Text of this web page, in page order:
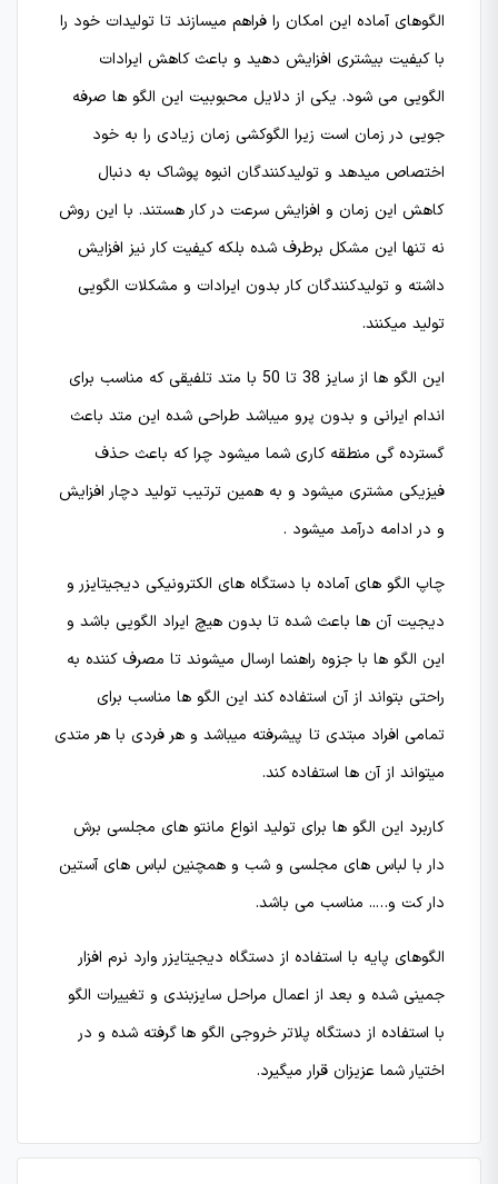
الگوهای آماده این امکان را فراهم میسازند تا تولیدات خود را
با کیفیت بیشتری افزایش دهید و باعث کاهش ایرادات
الگویی می شود. یکی از دلایل محبوبیت این الگو ها صرفه
جویی در زمان است زیرا الگوکشی زمان زیادی را به خود
اختصاص میدهد و تولیدکنندگان انبوه پوشاک به دنبال
کاهش این زمان و افزایش سرعت در کار هستند. با این روش
نه تنها این مشکل برطرف شده بلکه کیفیت کار نیز افزایش
داشته و تولیدکنندگان کار بدون ایرادات و مشکلات الگویی
تولید میکنند.
این الگو ها از سایز 38 تا 50 با متد تلفیقی که مناسب برای
اندام ایرانی و بدون پرو میباشد طراحی شده این متد باعث
گسترده گی منطقه کاری شما میشود چرا که باعث حذف
فیزیکی مشتری میشود و به همین ترتیب تولید دچار افزایش
و در ادامه درآمد میشود .
چاپ الگو های آماده با دستگاه های الکترونیکی دیجیتایزر و
دیجیت آن ها باعث شده تا بدون هیچ ایراد الگویی باشد و
این الگو ها با جزوه راهنما ارسال میشوند تا مصرف کننده به
راحتی بتواند از آن استفاده کند این الگو ها مناسب برای
تمامی افراد مبتدی تا پیشرفته میباشد و هر فردی با هر متدی
میتواند از آن ها استفاده کند.
کاربرد این الگو ها برای تولید انواع مانتو های مجلسی برش
دار با لباس های مجلسی و شب و همچنین لباس های آستین
دار کت و….. مناسب می باشد.
الگوهای پایه با استفاده از دستگاه دیجیتایزر وارد نرم افزار
جمینی شده و بعد از اعمال مراحل سایزبندی و تغییرات الگو
با استفاده از دستگاه پلاتر خروجی الگو ها گرفته شده و در
اختیار شما عزیزان قرار میگیرد.